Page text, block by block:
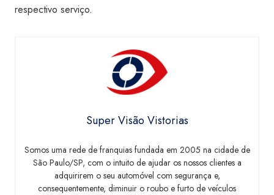
respectivo serviço.
Super Visão Vistorias
Somos uma rede de franquias fundada em 2005 na cidade de
São Paulo/SP, com o intuito de ajudar os nossos clientes a
adquirirem o seu automóvel com segurança e,
consequentemente, diminuir o roubo e furto de veículos